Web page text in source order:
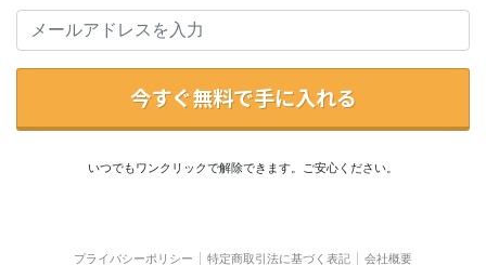
今すぐ無料で手に入れる
いつでもワンクリックで解除できます。ご安心ください。
プライバシーポリシー 特定商取引法に基づく表記 会社概要